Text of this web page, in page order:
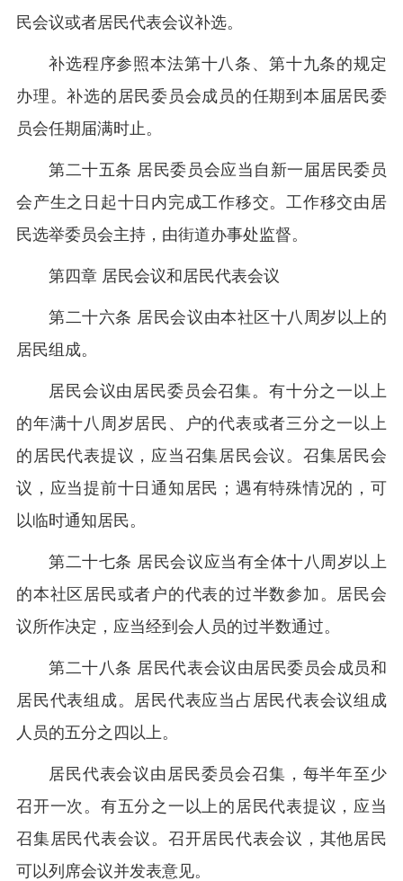
民会议或者居民代表会议补选。
补选程序参照本法第十八条、第十九条的规定
办理。补选的居民委员会成员的任期到本届居民委
员会任期届满时止。
第二十五条 居民委员会应当自新一届居民委员
会产生之日起十日内完成工作移交。工作移交由居
民选举委员会主持，由街道办事处监督。
第四章 居民会议和居民代表会议
第二十六条 居民会议由本社区十八周岁以上的
居民组成。
居民会议由居民委员会召集。有十分之一以上
的年满十八周岁居民、户的代表或者三分之一以上
的居民代表提议，应当召集居民会议。召集居民会
议，应当提前十日通知居民；遇有特殊情况的，可
以临时通知居民。
第二十七条 居民会议应当有全体十八周岁以上
的本社区居民或者户的代表的过半数参加。居民会
议所作决定，应当经到会人员的过半数通过。
第二十八条 居民代表会议由居民委员会成员和
居民代表组成。居民代表应当占居民代表会议组成
人员的五分之四以上。
居民代表会议由居民委员会召集，每半年至少
召开一次。有五分之一以上的居民代表提议，应当
召集居民代表会议。召开居民代表会议，其他居民
可以列席会议并发表意见。